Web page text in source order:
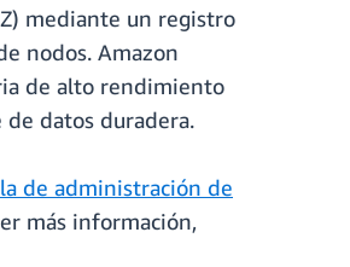
mediante un registro
nodos. Amazon
de alto rendimiento
de datos duradera.
de administración de
más información,